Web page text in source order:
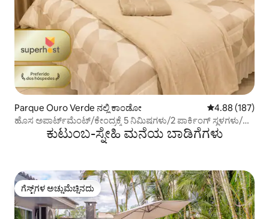
Parque Ouro Verde ನಲ್ಲಿ ಕಾಂಡೋ 5 ರಲ್ಲಿ 4.88
4.88 (187)
ಹೊಸ ಅಪಾರ್ಟ್‌ಮೆಂಟ್/ಕೇಂದ್ರಕ್ಕೆ 5 ನಿಮಿಷಗಳು/2 ಪಾರ್ಕಿಂಗ್ ಸ್ಥಳಗಳು/
ಹವಾನಿಯಂತ್ರಣ/ಮಾರುಕಟ್ಟೆ/ಪೆಟ್ರೋಲ್ ಬಂಕ್
ಕುಟುಂಬ-ಸ್ನೇಹಿ ಮನೆಯ ಬಾಡಿಗೆಗಳು
ಗೆಸ್ಟ್‌ಗಳ ಅಚ್ಚುಮೆಚ್ಚಿನದು
ಗೆಸ್ಟ್‌ಗಳ ಅಚ್ಚುಮೆಚ್ಚಿನದು